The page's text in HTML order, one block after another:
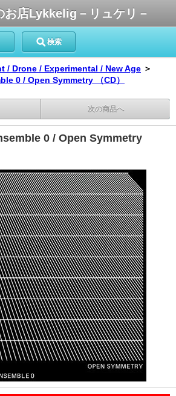
お店Lykkelig－リュケリ－
検索
/ Drone / Experimental / New Age ＞
0 / Open Symmetry （CD）
次の商品へ
0 / Open Symmetry